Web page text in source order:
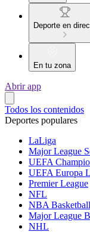
Deporte en
En tu zona
Abrir app
Todos los contenidos
Deportes populares
LaLiga
Major League
UEFA
UEFA Europa
Premier League
NFL
NBA Basketball
Major League
NHL